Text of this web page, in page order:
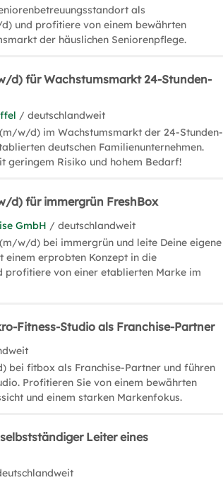
als
und profitiere von einem bewährten
der häuslichen Seniorenpflege.
d) für Wachstumsmarkt 24-Stunden-
/ deutschlandweit
w/d) im Wachstumsmarkt der 24-Stunden-
deutschen Familienunternehmen.
geringem Risiko und hohem Bedarf!
d) für immergrün FreshBox
GmbH / deutschlandweit
w/d) bei immergrün und leite Deine eigene
einem erprobten Konzept in die
profitiere von einer etablierten Marke im
Fitness-Studio als Franchise-Partner
bei fitbox als Franchise-Partner und führen
Profitieren Sie von einem bewährten
und einem starken Markenfokus.
Leiter eines